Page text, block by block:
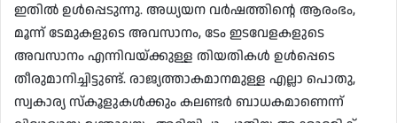
ഇതിൽ ഉൾപ്പെടുന്നു. അധ്യയന വർഷത്തിൻ്റെ ആരംഭം,
മൂന്ന് ടേമുകളുടെ അവസാനം, ടേം ഇടവേളകളുടെ
അവസാനം എന്നിവയ്ക്കുള്ള തിയതികൾ ഉൾപ്പെടെ
തീരുമാനിച്ചിട്ടുണ്ട്. രാജ്യത്താകമാനമുള്ള എല്ലാ പൊതു,
സ്വകാര്യ സ്കൂളുകൾക്കും കലണ്ടർ ബാധകമാണെന്ന്